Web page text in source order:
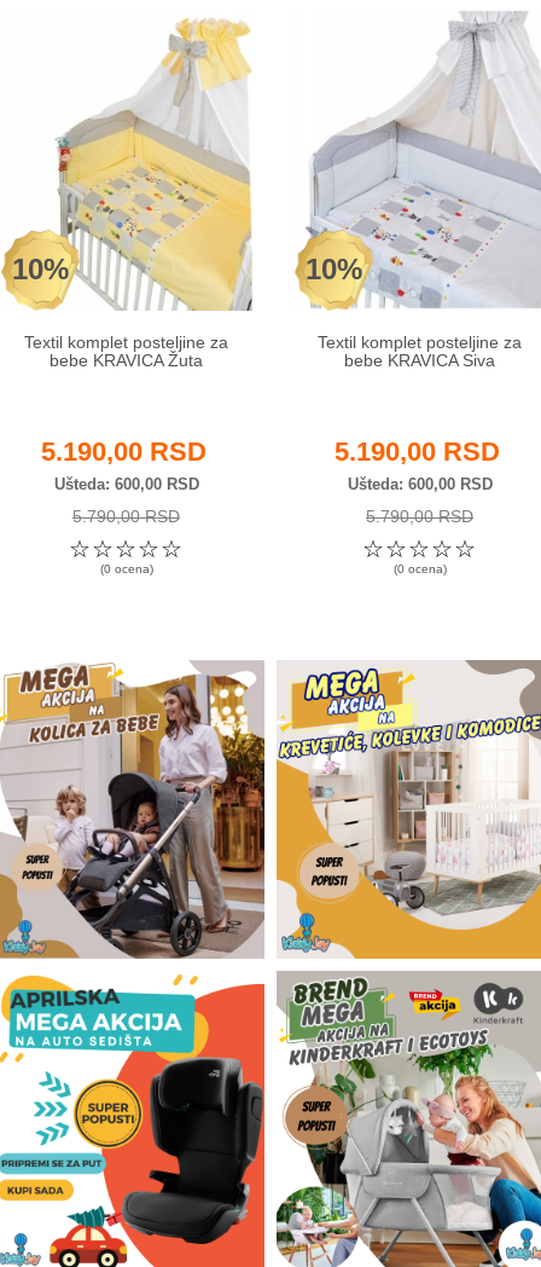
10%
Textil komplet posteljine za
bebe KRAVICA Žuta
5.190,00 RSD
Ušteda 600,00 RSD
5.790,00 RSD
☆
☆
☆
☆
☆
(0 ocena)
10%
Textil komplet posteljine za
bebe KRAVICA Siva
5.190,00 RSD
Ušteda 600,00 RSD
5.790,00 RSD
☆
☆
☆
☆
☆
(0 ocena)